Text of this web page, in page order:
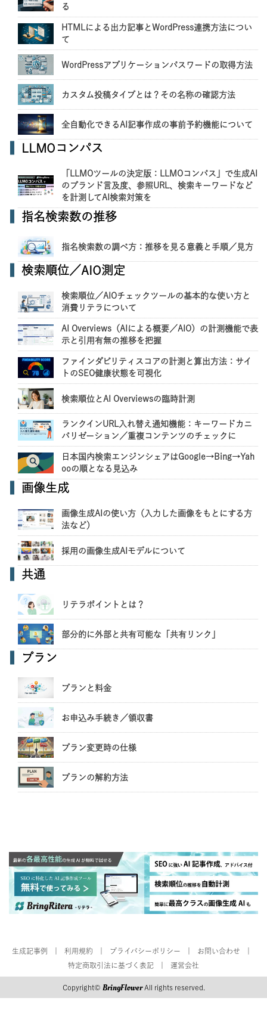
る
HTMLによる出力記事とWordPress連携方法につい
て
WordPressアプリケーションパスワードの取得方法
カスタム投稿タイプとは？その名称の確認方法
全自動化できるAI記事作成の事前予約機能について
LLMOコンパス
「LLMOツールの決定版：LLMOコンパス」で生成AI
のブランド言及度、参照URL、検索キーワードなど
を計測してAI検索対策を
指名検索数の推移
指名検索数の調べ方：推移を見る意義と手順／見方
検索順位／AIO測定
検索順位／AIOチェックツールの基本的な使い方と
消費リテラについて
AI Overviews（AIによる概要／AIO）の計測機能で表
示と引用有無の推移を把握
ファインダビリティスコアの計測と算出方法：サイ
トのSEO健康状態を可視化
検索順位とAI Overviewsの臨時計測
ランクインURL入れ替え通知機能：キーワードカニ
バリゼーション／重複コンテンツのチェックに
日本国内検索エンジンシェアはGoogle→Bing→Yah
ooの順となる見込み
画像生成
画像生成AIの使い方（入力した画像をもとにする方
法など）
採用の画像生成AIモデルについて
共通
リテラポイントとは？
部分的に外部と共有可能な「共有リンク」
プラン
プランと料金
お申込み手続き／領収書
プラン変更時の仕様
プランの解約方法
生成記事例 利用規約 プライバシーポリシー
お問い合わせ
特定商取引法に基づく表記
運営会社
Copyright© BringFlowerAll rights reserved.